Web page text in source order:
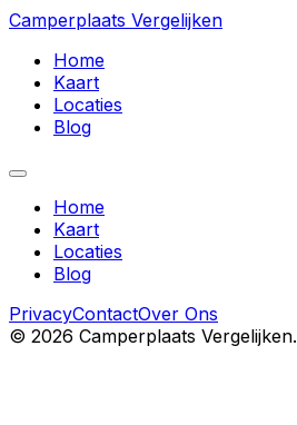
Camperplaats Vergelijken
Home
Kaart
Locaties
Blog
Home
Kaart
Locaties
Blog
PrivacyContactOver Ons
© 2026 Camperplaats Vergelijken.